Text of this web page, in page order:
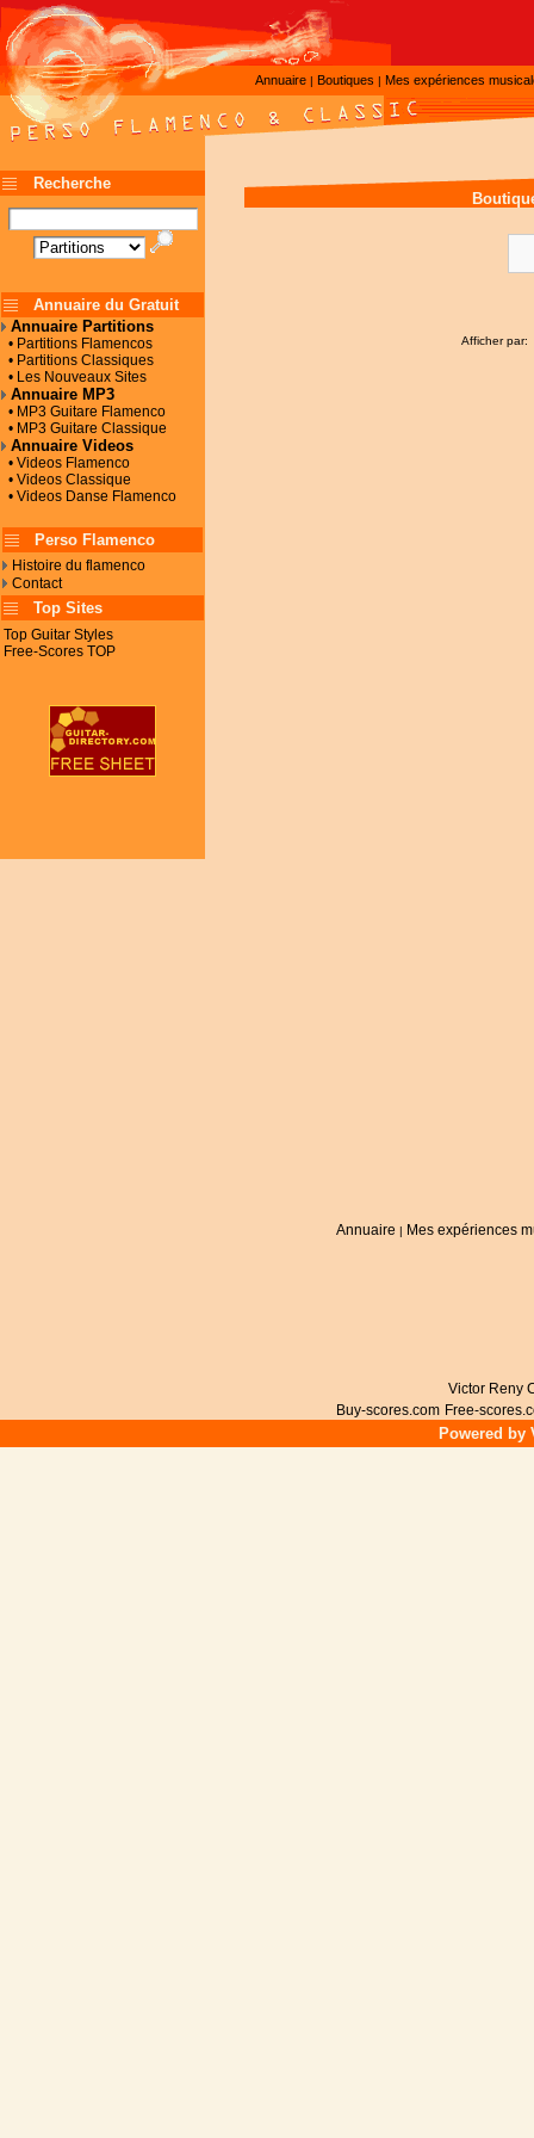
Annuaire | Boutiques | Mes expériences
Recherche
Annuaire du Gratuit
Annuaire Partitions
• Partitions Flamencos
• Partitions Classiques
• Les Nouveaux Sites
Annuaire MP3
• MP3 Guitare Flamenco
• MP3 Guitare Classique
Annuaire Videos
• Videos Flamenco
• Videos Classique
• Videos Danse Flamenco
Perso Flamenco
Histoire du flamenco
Contact
Top Sites
Top Guitar Styles
Free-Scores TOP
Afficher par:
Annuaire | Mes expériences
Victor Reny
Buy-scores.com Free-
Powered by